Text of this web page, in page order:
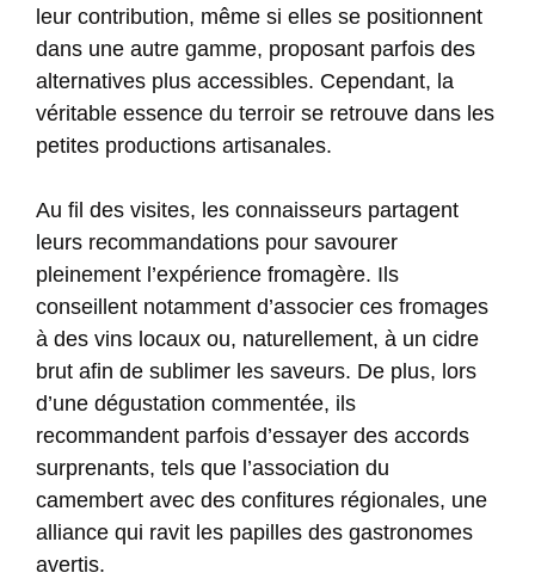
leur contribution, même si elles se positionnent
dans une autre gamme, proposant parfois des
alternatives plus accessibles. Cependant, la
véritable essence du terroir se retrouve dans les
petites productions artisanales.
Au fil des visites, les connaisseurs partagent
leurs recommandations pour savourer
pleinement l’expérience fromagère. Ils
conseillent notamment d’associer ces fromages
à des vins locaux ou, naturellement, à un cidre
brut afin de sublimer les saveurs. De plus, lors
d’une dégustation commentée, ils
recommandent parfois d’essayer des accords
surprenants, tels que l’association du
camembert avec des confitures régionales, une
alliance qui ravit les papilles des gastronomes
avertis.